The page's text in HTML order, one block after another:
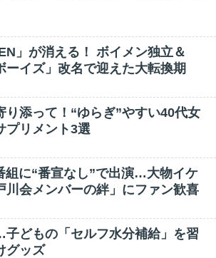
」が消える！ ボイメン独立＆
ーイズ」改名で迎えた大転換期
り添って！“ゆらぎ”やすい40代女
プリメント3選
組に“番宣なし”で出演…大物イケ
川会メンバーの絆」にファン歓喜
どもの「セルフ水分補給」を習
グッズ